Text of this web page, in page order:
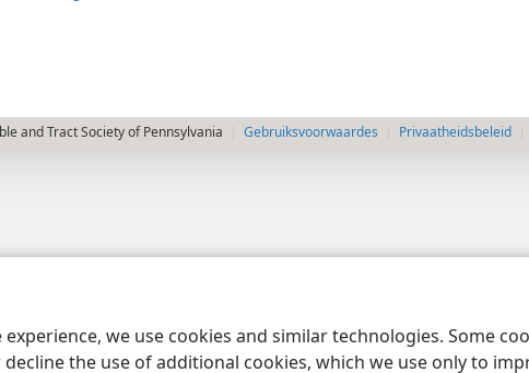
we use cookies and similar technologies. Some
the use of additional cookies, which we use only to
and Tract Society of Pennsylvania Gebruiksvoorwaardes Privaatheidsbeleid